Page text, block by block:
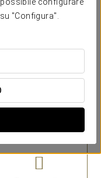
"Configura".
circondano il
Di questi, 21 sono
sono spaziose,
in realtà nelle celle di
minibar, bagno.